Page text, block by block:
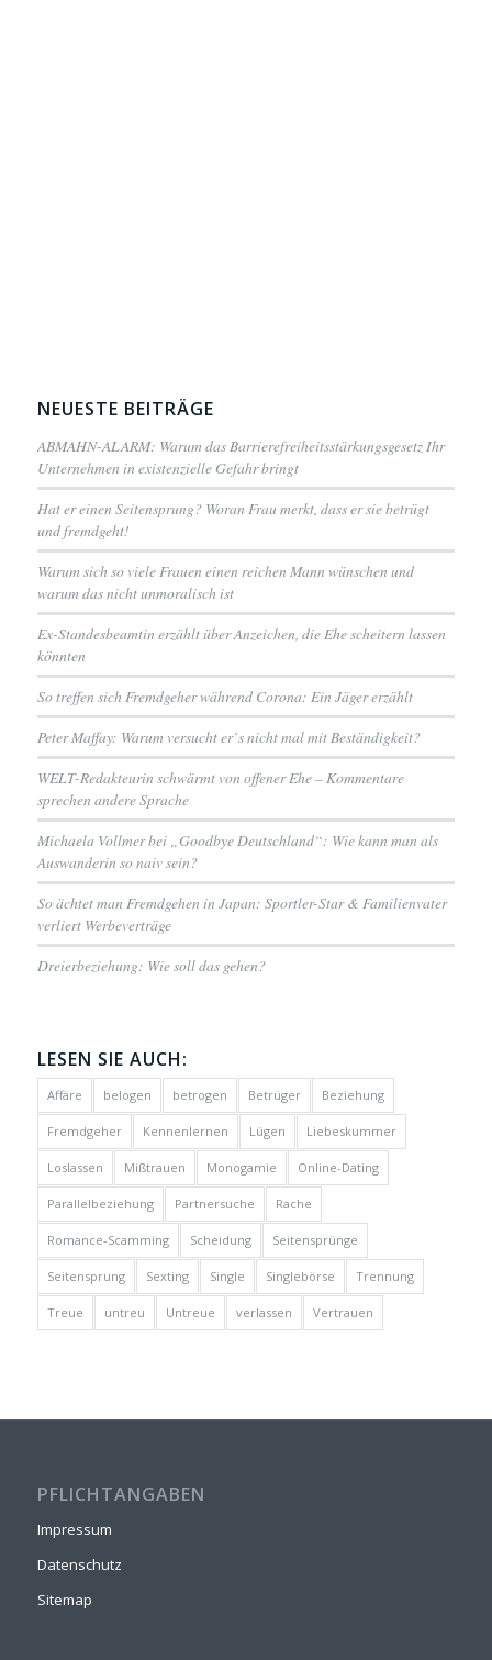
NEUESTE BEITRÄGE
ABMAHN-ALARM: Warum das Barrierefreiheitsstärkungsgesetz Ihr
Unternehmen in existenzielle Gefahr bringt
Hat er einen Seitensprung? Woran Frau merkt, dass er sie betrügt
und fremdgeht!
Warum sich so viele Frauen einen reichen Mann wünschen und
warum das nicht unmoralisch ist
Ex-Standesbeamtin erzählt über Anzeichen, die Ehe scheitern lassen
könnten
So treffen sich Fremdgeher während Corona: Ein Jäger erzählt
Peter Maffay: Warum versucht er`s nicht mal mit Beständigkeit?
WELT-Redakteurin schwärmt von offener Ehe – Kommentare
sprechen andere Sprache
Michaela Vollmer bei „Goodbye Deutschland“: Wie kann man als
Auswanderin so naiv sein?
So ächtet man Fremdgehen in Japan: Sportler-Star & Familienvater
verliert Werbeverträge
Dreierbeziehung: Wie soll das gehen?
LESEN SIE AUCH:
Affäre belogen betrogen Betrüger Beziehung
Fremdgeher Kennenlernen Lügen Liebeskummer
Loslassen Mißtrauen Monogamie Online-Dating
Parallelbeziehung Partnersuche Rache
Romance-Scamming Scheidung Seitensprünge
Seitensprung Sexting Single Singlebörse Trennung
Treue untreu Untreue verlassen Vertrauen
PFLICHTANGABEN
Impressum
Datenschutz
Sitemap